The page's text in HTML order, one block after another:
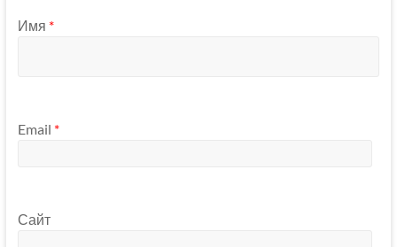
Имя *
Email *
Сайт